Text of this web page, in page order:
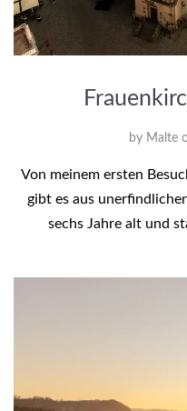
by Malte
Von meinem ersten
gibt es aus
sechs Jahre alt und